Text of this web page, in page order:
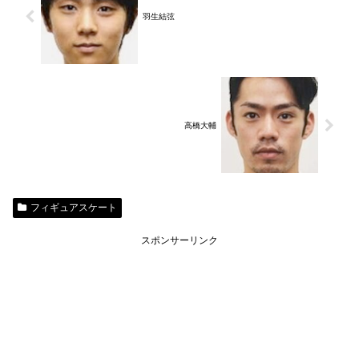
羽生結弦
高橋大輔
フィギュアスケート
スポンサーリンク